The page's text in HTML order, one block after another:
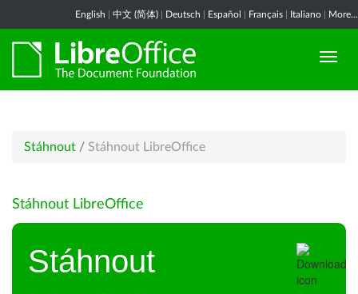
English 中文 (简体) Deutsch Español Français Italiano More...
Stáhnout / Stáhnout LibreOffice
Stáhnout LibreOffice
Stáhnout